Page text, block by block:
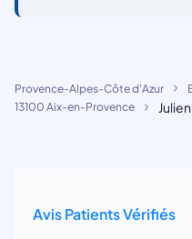
Provence-Alpes-Côte d'Azur
13100 Aix-en-Provence
Avis Patients Vérifiés